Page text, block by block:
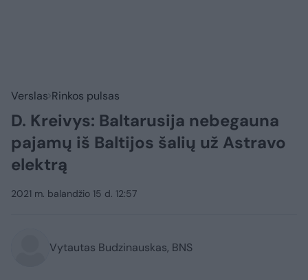
Verslas Rinkos pulsas
D. Kreivys: Baltarusija nebegauna
pajamų iš Baltijos šalių už Astravo
elektrą
2021 m. balandžio 15 d. 12:57
Vytautas Budzinauskas, BNS